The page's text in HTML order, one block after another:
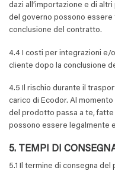
dazi all’importazione e di
del governo possono essere
conclusione del contratto.
4.4 I costi per integrazioni e/
cliente dopo la conclusione
4.5 Il rischio durante il
carico di Ecodor. Al
del prodotto passa a te,
possono essere legalmente
5. TEMPI DI
5.1 Il termine di consegna